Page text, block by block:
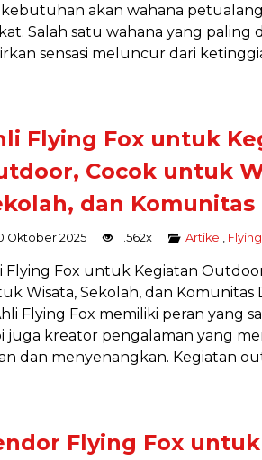
akan wahana
Salah satu wahana yang paling
sensasi meluncur dari
Flying Fox untuk
Cocok untuk
dan Komunitas
Oktober 2025 1.562x Artikel
Flying Fox untuk Kegiatan
Wisata, Sekolah, dan Komunitas
Flying Fox memiliki peran yang
juga kreator pengalaman yang
dan menyenangkan. Kegiatan
Flying Fox
WAHANA
Kami Harga